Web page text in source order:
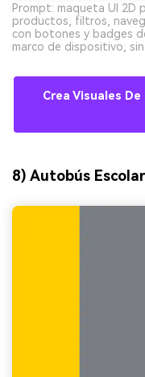
Prompt: maqueta UI 2D
productos, filtros,
con botones y badges
marco de dispositivo,
Crea Visuales
8) Autobús